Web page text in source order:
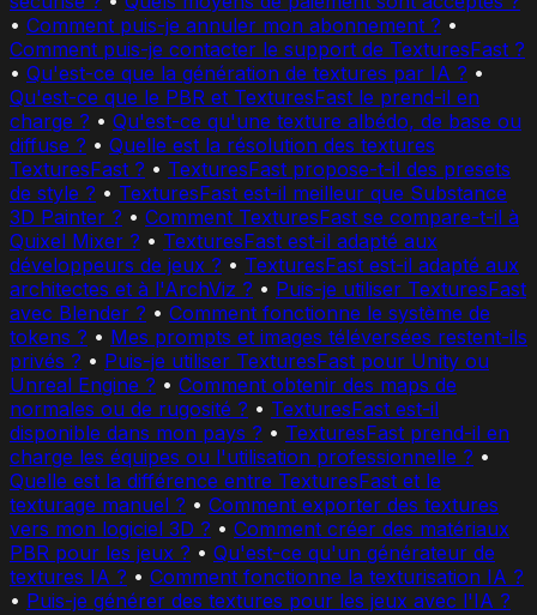
• Comment puis-je annuler mon abonnement ? •
Comment puis-je contacter le support de TexturesFast ?
• Qu'est-ce que la génération de textures par IA ? •
Qu'est-ce que le PBR et TexturesFast le prend-il en
charge ? • Qu'est-ce qu'une texture albédo, de base ou
diffuse ? • Quelle est la résolution des textures
TexturesFast ? • TexturesFast propose-t-il des presets
de style ? • TexturesFast est-il meilleur que Substance
3D Painter ? • Comment TexturesFast se compare-t-il à
Quixel Mixer ? • TexturesFast est-il adapté aux
développeurs de jeux ? • TexturesFast est-il adapté aux
architectes et à l'ArchViz ? • Puis-je utiliser TexturesFast
avec Blender ? • Comment fonctionne le système de
tokens ? • Mes prompts et images téléversées restent-ils
privés ? • Puis-je utiliser TexturesFast pour Unity ou
Unreal Engine ? • Comment obtenir des maps de
normales ou de rugosité ? • TexturesFast est-il
disponible dans mon pays ? • TexturesFast prend-il en
charge les équipes ou l'utilisation professionnelle ? •
Quelle est la différence entre TexturesFast et le
texturage manuel ? • Comment exporter des textures
vers mon logiciel 3D ? • Comment créer des matériaux
PBR pour les jeux ? • Qu'est-ce qu'un générateur de
textures IA ? • Comment fonctionne la texturisation IA ?
• Puis-je générer des textures pour les jeux avec l'IA ?